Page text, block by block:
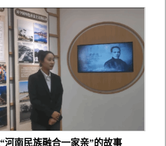
河南民族融合一家亲”的故事